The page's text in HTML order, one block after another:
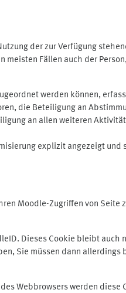
der zur Verfügung
Fällen auch der
werden können,
die Beteiligung an
an allen weiteren
explizit angezeigt und
Moodle-Zugriffen von Seite
Dieses Cookie bleibt auch
Sie müssen dann allerdings
Webbrowsers werden diese